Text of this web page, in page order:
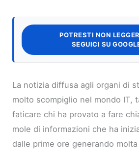
POTRESTI NON
SEGUICI SU
La notizia diffusa agli organi di
molto scompiglio nel mondo IT,
faticare chi ha provato a fare
mole di informazioni che ha
dalle prime ore generando